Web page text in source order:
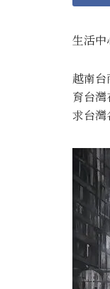
生活
越南
育台
求台灣